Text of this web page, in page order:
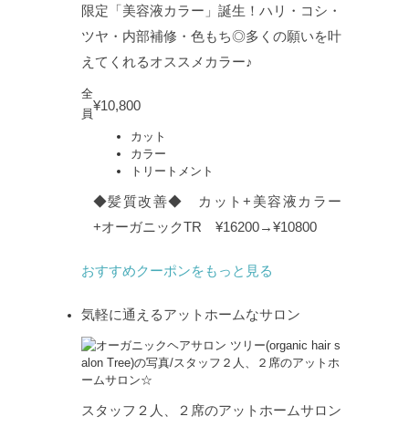
限定「美容液カラー」誕生！ハリ・コシ・
ツヤ・内部補修・色もち◎多くの願いを叶
えてくれるオススメカラー♪
全
員
¥10,800
カット
カラー
トリートメント
◆髪質改善◆ カット+美容液カラー
+オーガニックTR ¥16200→¥10800
おすすめクーポンをもっと見る
気軽に通えるアットホームなサロン
スタッフ２人、２席のアットホームサロン